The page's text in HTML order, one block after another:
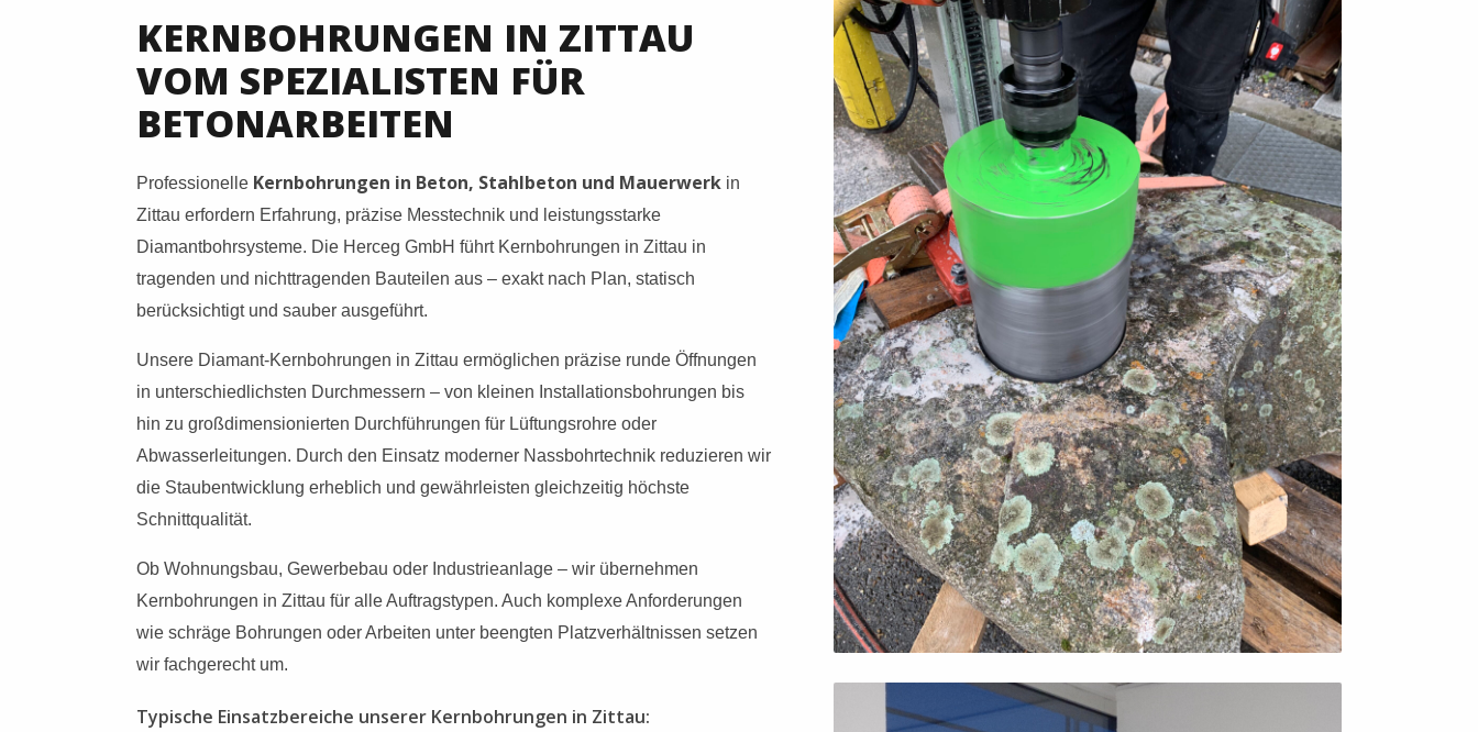
KERNBOHRUNGEN IN ZITTAU
VOM SPEZIALISTEN FÜR
BETONARBEITEN
Professionelle Kernbohrungen in Beton, Stahlbeton und Mauerwerk in
Zittau erfordern Erfahrung, präzise Messtechnik und leistungsstarke
Diamantbohrsysteme. Die Herceg GmbH führt Kernbohrungen in Zittau in
tragenden und nichttragenden Bauteilen aus – exakt nach Plan, statisch
berücksichtigt und sauber ausgeführt.
Unsere Diamant-Kernbohrungen in Zittau ermöglichen präzise runde Öffnungen
in unterschiedlichsten Durchmessern – von kleinen Installationsbohrungen bis
hin zu großdimensionierten Durchführungen für Lüftungsrohre oder
Abwasserleitungen. Durch den Einsatz moderner Nassbohrtechnik reduzieren wir
die Staubentwicklung erheblich und gewährleisten gleichzeitig höchste
Schnittqualität.
Ob Wohnungsbau, Gewerbebau oder Industrieanlage – wir übernehmen
Kernbohrungen in Zittau für alle Auftragstypen. Auch komplexe Anforderungen
wie schräge Bohrungen oder Arbeiten unter beengten Platzverhältnissen setzen
wir fachgerecht um.
Typische Einsatzbereiche unserer Kernbohrungen in Zittau: